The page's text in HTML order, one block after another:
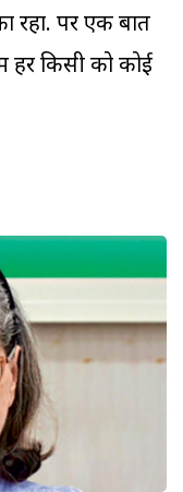
रहा. पर एक बात
हर किसी को कोई